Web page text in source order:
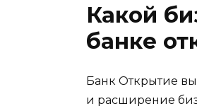
Какой
банке
Банк Открытие
и расширение